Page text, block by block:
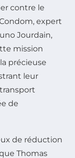
contre le
expert
Jourdain,
mission
précieuse
leur
de
de réduction
Thomas